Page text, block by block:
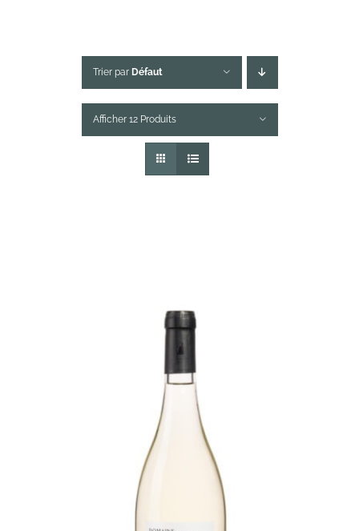
Trier par Défaut
Afficher 12 Produits